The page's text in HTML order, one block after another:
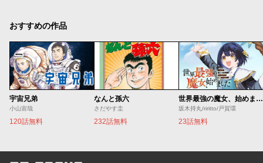
おすすめの作品
宇宙兄弟
小山宙哉
120話無料
なんと孫六
さだやす圭
232話無料
世界最強の魔女、始めました ～私だけ『攻略サイト』を見れる世界で自由に生きます～
坂木持丸/riritto/戸賀環
23話無料